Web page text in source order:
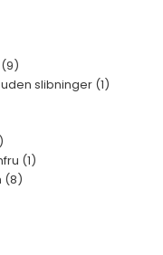
slibninger (1)
(1)
(8)